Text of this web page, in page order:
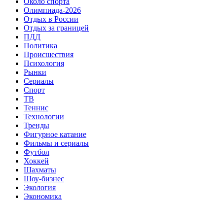
Олимпиада-2026
Отдых в России
Отдых за границей
ПДД
Политика
Происшествия
Психология
Рынки
Сериалы
Спорт
ТВ
Теннис
Технологии
Тренды
Фигурное катание
Фильмы и сериалы
Футбол
Хоккей
Шахматы
Шоу-бизнес
Экология
Экономика